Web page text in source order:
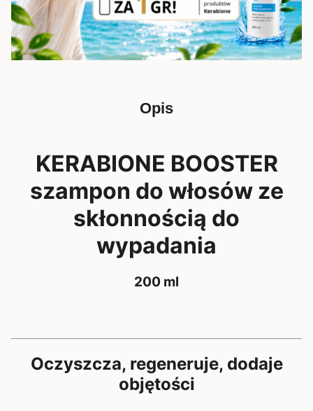
Biotinoyl Tripeptide-1, Apigenina,
Kwas oleanolowy, Pantenol,
Hydrolizowany ekstrakt z nasion
chleba świętojańskiego, Witamina E.
Opis
KERABIONE BOOSTER
szampon do włosów ze
skłonnością do
wypadania
200 ml
Oczyszcza, regeneruje, dodaje
objętości